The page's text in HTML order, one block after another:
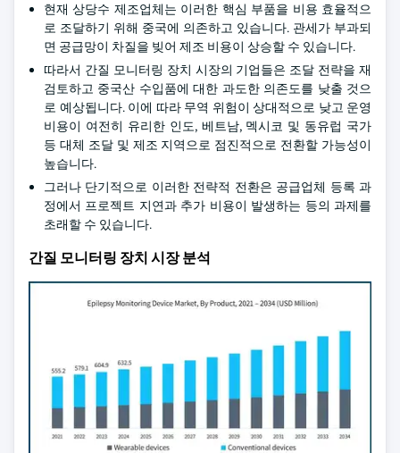
현재 상당수 제조업체는 이러한 핵심 부품을 비용 효율적으
로 조달하기 위해 중국에 의존하고 있습니다. 관세가 부과되
면 공급망이 차질을 빚어 제조 비용이 상승할 수 있습니다.
따라서 간질 모니터링 장치 시장의 기업들은 조달 전략을 재
검토하고 중국산 수입품에 대한 과도한 의존도를 낮출 것으
로 예상됩니다. 이에 따라 무역 위험이 상대적으로 낮고 운영
비용이 여전히 유리한 인도, 베트남, 멕시코 및 동유럽 국가
등 대체 조달 및 제조 지역으로 점진적으로 전환할 가능성이
높습니다.
그러나 단기적으로 이러한 전략적 전환은 공급업체 등록 과
정에서 프로젝트 지연과 추가 비용이 발생하는 등의 과제를
초래할 수 있습니다.
간질 모니터링 장치 시장 분석